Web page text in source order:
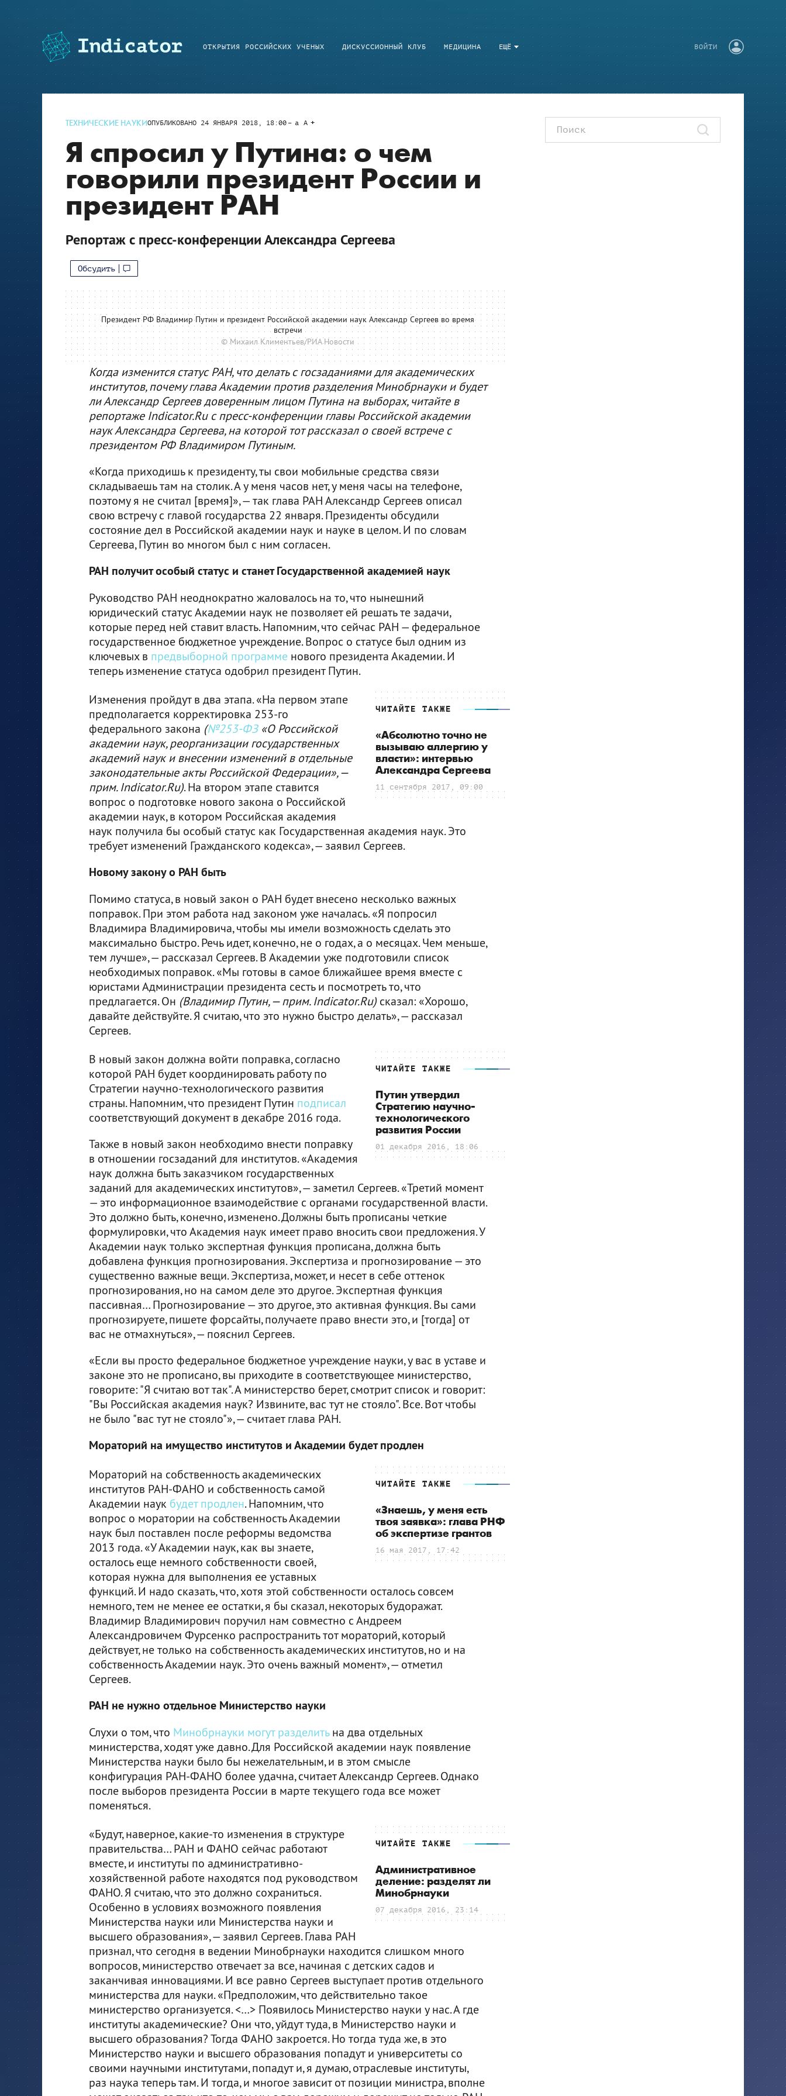
ЕЩЁ
ОТКРЫТИЯ РОССИЙСКИХ УЧЕНЫХ ДИСКУССИОННЫЙ КЛУБ МЕДИЦИНА ВОЙТИ
ТЕХНИЧЕСКИЕ НАУКИОПУБЛИКОВАНО 24 ЯНВАРЯ 2018, 18:00 a A
Я спросил у Путина: о чем
говорили президент России и
президент РАН
Репортаж с пресс-конференции Александра Сергеева
Обсудить
Президент РФ Владимир Путин и президент Российской академии наук Александр Сергеев во время
встречи
© Михаил Климентьев/РИА Новости
Когда изменится статус РАН, что делать с госзаданиями для академических
институтов, почему глава Академии против разделения Минобрнауки и будет
ли Александр Сергеев доверенным лицом Путина на выборах, читайте в
репортаже Indicator.Ru с пресс-конференции главы Российской академии
наук Александра Сергеева, на которой тот рассказал о своей встрече с
президентом РФ Владимиром Путиным.
«Когда приходишь к президенту, ты свои мобильные средства связи
складываешь там на столик. А у меня часов нет, у меня часы на телефоне,
поэтому я не считал [время]», — так глава РАН Александр Сергеев описал
свою встречу с главой государства 22 января. Президенты обсудили
состояние дел в Российской академии наук и науке в целом. И по словам
Сергеева, Путин во многом был с ним согласен.
РАН получит особый статус и станет Государственной академией наук
Руководство РАН неоднократно жаловалось на то, что нынешний
юридический статус Академии наук не позволяет ей решать те задачи,
которые перед ней ставит власть. Напомним, что сейчас РАН — федеральное
государственное бюджетное учреждение. Вопрос о статусе был одним из
ключевых в предвыборной программе нового президента Академии. И
теперь изменение статуса одобрил президент Путин.
ЧИТАЙТЕ ТАКЖЕ
«Абсолютно точно не
вызываю аллергию у
власти»: интервью
Александра Сергеева
11 сентября 2017, 09:00
Изменения пройдут в два этапа. «На первом этапе
предполагается корректировка 253-го
федерального закона (№253-ФЗ«О Российской
академии наук, реорганизации государственных
академий наук и внесении изменений в отдельные
законодательные акты Российской Федерации», —
прим. Indicator.Ru). На втором этапе ставится
вопрос о подготовке нового закона о Российской
академии наук, в котором Российская академия
наук получила бы особый статус как Государственная академия наук. Это
требует изменений Гражданского кодекса», — заявил Сергеев.
Новому закону о РАН быть
Помимо статуса, в новый закон о РАН будет внесено несколько важных
поправок. При этом работа над законом уже началась. «Я попросил
Владимира Владимировича, чтобы мы имели возможность сделать это
максимально быстро. Речь идет, конечно, не о годах, а о месяцах. Чем меньше,
тем лучше», — рассказал Сергеев. В Академии уже подготовили список
необходимых поправок. «Мы готовы в самое ближайшее время вместе с
юристами Администрации президента сесть и посмотреть то, что
предлагается. Он (Владимир Путин, — прим. Indicator.Ru) сказал: «Хорошо,
давайте действуйте. Я считаю, что это нужно быстро делать», — рассказал
Сергеев.
ЧИТАЙТЕ ТАКЖЕ
Путин утвердил
Стратегию научно-
технологического
развития России
01 декабря 2016, 18:06
В новый закон должна войти поправка, согласно
которой РАН будет координировать работу по
Стратегии научно-технологического развития
страны. Напомним, что президент Путин подписал
соответствующий документ в декабре 2016 года.
Также в новый закон необходимо внести поправку
в отношении госзаданий для институтов. «Академия
наук должна быть заказчиком государственных
заданий для академических институтов», — заметил Сергеев. «Третий момент
— это информационное взаимодействие с органами государственной власти.
Это должно быть, конечно, изменено. Должны быть прописаны четкие
формулировки, что Академия наук имеет право вносить свои предложения. У
Академии наук только экспертная функция прописана, должна быть
добавлена функция прогнозирования. Экспертиза и прогнозирование — это
существенно важные вещи. Экспертиза, может, и несет в себе оттенок
прогнозирования, но на самом деле это другое. Экспертная функция
пассивная… Прогнозирование — это другое, это активная функция. Вы сами
прогнозируете, пишете форсайты, получаете право внести это, и [тогда] от
вас не отмахнуться», — пояснил Сергеев.
«Если вы просто федеральное бюджетное учреждение науки, у вас в уставе и
законе это не прописано, вы приходите в соответствующее министерство,
говорите: "Я считаю вот так". А министерство берет, смотрит список и говорит:
"Вы Российская академия наук? Извините, вас тут не стояло". Все. Вот чтобы
не было "вас тут не стояло"», — считает глава РАН.
Мораторий на имущество институтов и Академии будет продлен
ЧИТАЙТЕ ТАКЖЕ
«Знаешь, у меня есть
твоя заявка»: глава РНФ
об экспертизе грантов
16 мая 2017, 17:42
Мораторий на собственность академических
институтов РАН-ФАНО и собственность самой
Академии наук будет продлен. Напомним, что
вопрос о моратории на собственность Академии
наук был поставлен после реформы ведомства
2013 года. «У Академии наук, как вы знаете,
осталось еще немного собственности своей,
которая нужна для выполнения ее уставных
функций. И надо сказать, что, хотя этой собственности осталось совсем
немного, тем не менее ее остатки, я бы сказал, некоторых будоражат.
Владимир Владимирович поручил нам совместно с Андреем
Александровичем Фурсенко распространить тот мораторий, который
действует, не только на собственность академических институтов, но и на
собственность Академии наук. Это очень важный момент», — отметил
Сергеев.
РАН не нужно отдельное Министерство науки
Слухи о том, что Минобрнауки могут разделитьна два отдельных
министерства, ходят уже давно. Для Российской академии наук появление
Министерства науки было бы нежелательным, и в этом смысле
конфигурация РАН-ФАНО более удачна, считает Александр Сергеев. Однако
после выборов президента России в марте текущего года все может
поменяться.
ЧИТАЙТЕ ТАКЖЕ
Административное
деление: разделят ли
Минобрнауки
07 декабря 2016, 23:14
«Будут, наверное, какие-то изменения в структуре
правительства… РАН и ФАНО сейчас работают
вместе, и институты по административно-
хозяйственной работе находятся под руководством
ФАНО. Я считаю, что это должно сохраниться.
Особенно в условиях возможного появления
Министерства науки или Министерства науки и
высшего образования», — заявил Сергеев. Глава РАН
признал, что сегодня в ведении Минобрнауки находится слишком много
вопросов, министерство отвечает за все, начиная с детских садов и
заканчивая инновациями. И все равно Сергеев выступает против отдельного
министерства для науки. «Предположим, что действительно такое
министерство организуется. <…> Появилось Министерство науки у нас. А где
институты академические? Они что, уйдут туда, в Министерство науки и
высшего образования? Тогда ФАНО закроется. Но тогда туда же, в это
Министерство науки и высшего образования попадут и университеты со
своими научными институтами, попадут и, я думаю, отраслевые институты,
раз наука теперь там. И тогда, и многое зависит от позиции министра, вполне